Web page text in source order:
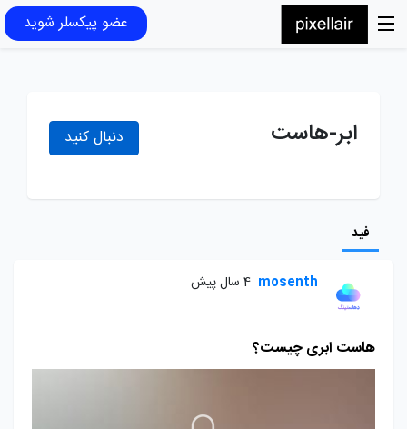
عضو پیکسلر شوید
ابر-هاست دنبال کنید
فید
mosenth 4 سال پیش
هاست ابری چیست؟